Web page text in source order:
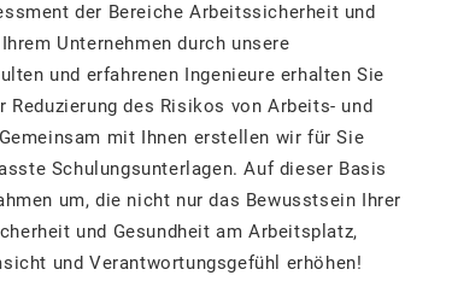
der Bereiche Arbeitssicherheit und
Unternehmen durch unsere
und erfahrenen Ingenieure erhalten Sie
Reduzierung des Risikos von Arbeits- und
mit Ihnen erstellen wir für Sie
Schulungsunterlagen. Auf dieser Basis
um, die nicht nur das Bewusstsein Ihrer
und Gesundheit am Arbeitsplatz,
und Verantwortungsgefühl erhöhen!